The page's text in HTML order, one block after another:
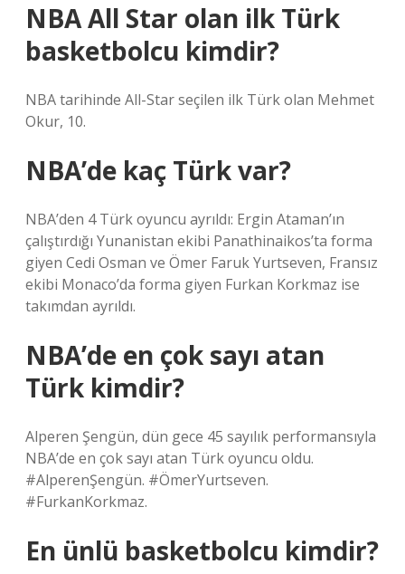
NBA All Star olan ilk Türk
basketbolcu kimdir?
NBA tarihinde All-Star seçilen ilk Türk olan Mehmet
Okur, 10.
NBA’de kaç Türk var?
NBA’den 4 Türk oyuncu ayrıldı: Ergin Ataman’ın
çalıştırdığı Yunanistan ekibi Panathinaikos’ta forma
giyen Cedi Osman ve Ömer Faruk Yurtseven, Fransız
ekibi Monaco’da forma giyen Furkan Korkmaz ise
takımdan ayrıldı.
NBA’de en çok sayı atan
Türk kimdir?
Alperen Şengün, dün gece 45 sayılık performansıyla
NBA’de en çok sayı atan Türk oyuncu oldu.
#AlperenŞengün. #ÖmerYurtseven.
#FurkanKorkmaz.
En ünlü basketbolcu kimdir?